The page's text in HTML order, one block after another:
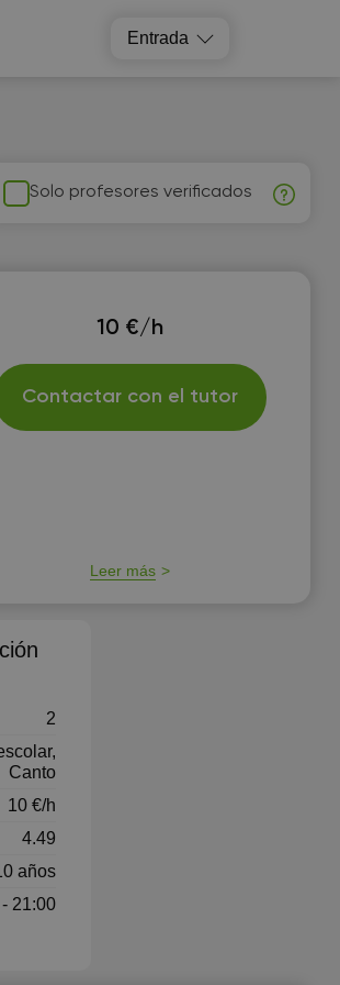
Entrada
Solo profesores verificados
10 €/h
Contactar con el tutor
Leer más
2
Canto
10 €/h
4.49
años
21:00